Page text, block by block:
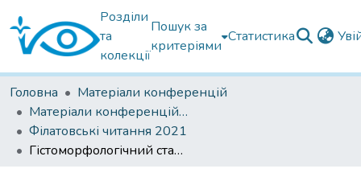
Розділи
та
колекції
Пошук за
критеріями
Статистика
Головна
Матеріали конференцій
Матеріали конференцій Інституту Філатова
Філатовські читання 2021
Гістоморфологічний стан очей кролика з модельованим переднім і середнім неінфекційним увеїтом при відсутності його клінічних ознак, але при підвищеній температурі очної поверхні